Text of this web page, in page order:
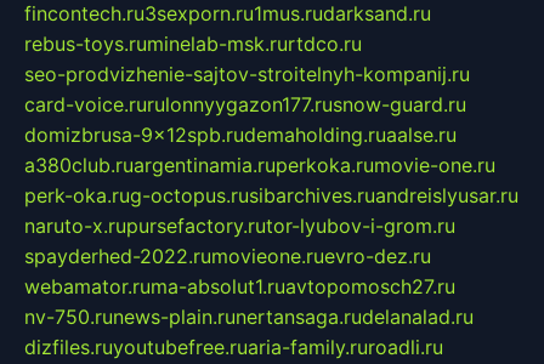
fincontech.ru3sexporn.ru1mus.rudarksand.ru
rebus-toys.ruminelab-msk.rurtdco.ru
seo-prodvizhenie-sajtov-stroitelnyh-kompanij.ru
card-voice.rurulonnyygazon177.rusnow-guard.ru
domizbrusa-9x12spb.rudemaholding.ruaalse.ru
a380club.ruargentinamia.ruperkoka.rumovie-one.ru
perk-oka.rug-octopus.rusibarchives.ruandreislyusar.ru
naruto-x.rupursefactory.rutor-lyubov-i-grom.ru
spayderhed-2022.rumovieone.ruevro-dez.ru
webamator.ruma-absolut1.ruavtopomosch27.ru
nv-750.runews-plain.runertansaga.rudelanalad.ru
dizfiles.ruyoutubefree.ruaria-family.ruroadli.ru